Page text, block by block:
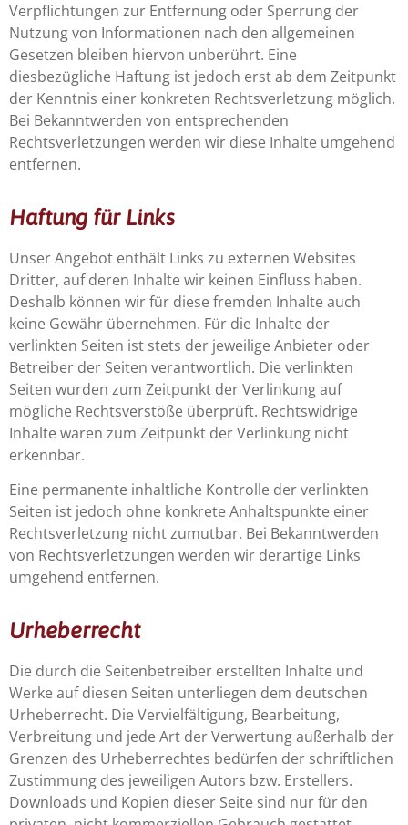
Verpflichtungen zur Entfernung oder Sperrung der
Nutzung von Informationen nach den allgemeinen
Gesetzen bleiben hiervon unberührt. Eine
diesbezügliche Haftung ist jedoch erst ab dem Zeitpunkt
der Kenntnis einer konkreten Rechtsverletzung möglich.
Bei Bekanntwerden von entsprechenden
Rechtsverletzungen werden wir diese Inhalte umgehend
entfernen.
Haftung für Links
Unser Angebot enthält Links zu externen Websites
Dritter, auf deren Inhalte wir keinen Einfluss haben.
Deshalb können wir für diese fremden Inhalte auch
keine Gewähr übernehmen. Für die Inhalte der
verlinkten Seiten ist stets der jeweilige Anbieter oder
Betreiber der Seiten verantwortlich. Die verlinkten
Seiten wurden zum Zeitpunkt der Verlinkung auf
mögliche Rechtsverstöße überprüft. Rechtswidrige
Inhalte waren zum Zeitpunkt der Verlinkung nicht
erkennbar.
Eine permanente inhaltliche Kontrolle der verlinkten
Seiten ist jedoch ohne konkrete Anhaltspunkte einer
Rechtsverletzung nicht zumutbar. Bei Bekanntwerden
von Rechtsverletzungen werden wir derartige Links
umgehend entfernen.
Urheberrecht
Die durch die Seitenbetreiber erstellten Inhalte und
Werke auf diesen Seiten unterliegen dem deutschen
Urheberrecht. Die Vervielfältigung, Bearbeitung,
Verbreitung und jede Art der Verwertung außerhalb der
Grenzen des Urheberrechtes bedürfen der schriftlichen
Zustimmung des jeweiligen Autors bzw. Erstellers.
Downloads und Kopien dieser Seite sind nur für den